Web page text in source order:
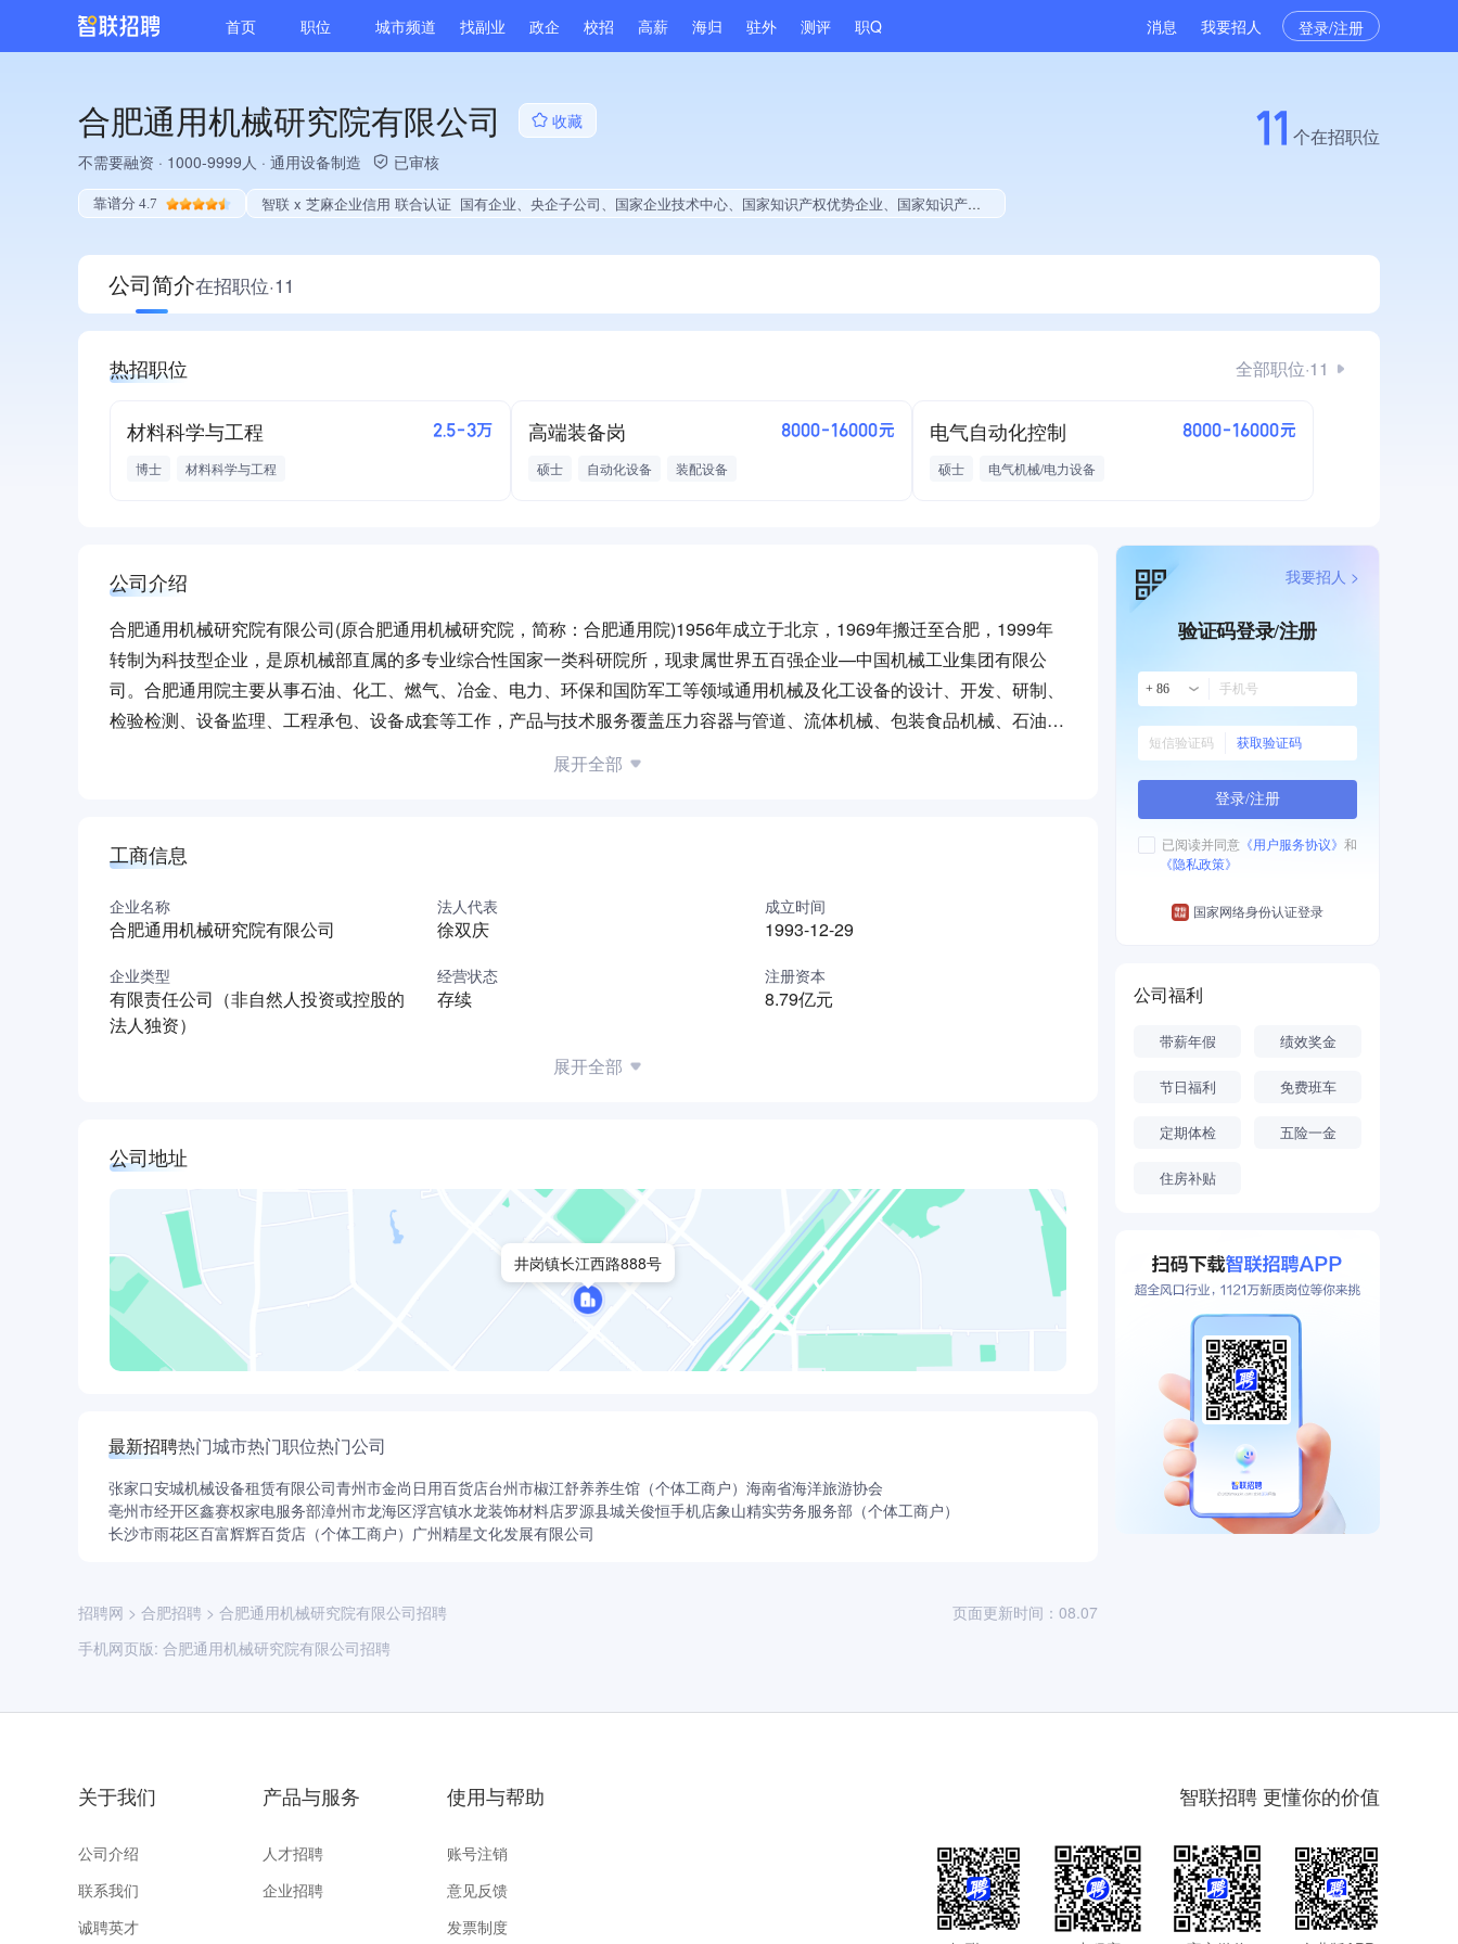
首页 职位 城市频道 找副业 政企 校招 高薪 海归 驻外 测评 职Q 消息 我要招人 登录/注册
合肥通用机械研究院有限公司
收藏
不需要融资 · 1000-9999人 · 通用设备制造 已审核
靠谱分 4.7 智联 x 芝麻企业信用 联合认证 国有企业、央企子公司、国家企业技术中心、国家知识产权优势企业、国家知识产权示范企业、省级技术创新示范企业、高新技术企业、省级企业技术中心、省级工程技术研究中心、央企供应商、政府供应商、上市企业供应商、战略性新兴领域创新能力、绝对控股12家公司、薪资水平全省同行前10%、A级纳税人、知名品牌供应商、多产业布局、拥有节能环保技术、拥有高价值专利、连续2年专利申请量增长、技术布局行业领先、拥有绿色低碳技术、经营年限全国同行前5%、集团成员、权威管理体系认证、大学生就业贡献、2025年公开项目中标、拥有绿色资质、拥有工艺创新能力、拥有美术作品、美术作品创作量位于同行前40%、拥有多项著作权、软件研发量位于同行前100
11 个在招职位
公司简介在招职位·11
热招职位 全部职位·11
材料科学与工程 2.5-3万
博士 材料科学与工程
高端装备岗 8000-16000元
硕士 自动化设备 装配设备
电气自动化控制 8000-16000元
硕士 电气机械/电力设备
公司介绍
合肥通用机械研究院有限公司(原合肥通用机械研究院，简称：合肥通用院)1956年成立于北京，1969年搬迁至合肥，1999年
转制为科技型企业，是原机械部直属的多专业综合性国家一类科研院所，现隶属世界五百强企业—中国机械工业集团有限公
司。合肥通用院主要从事石油、化工、燃气、冶金、电力、环保和国防军工等领域通用机械及化工设备的设计、开发、研制、
检验检测、设备监理、工程承包、设备成套等工作，产品与技术服务覆盖压力容器与管道、流体机械、包装食品机械、石油装
备等领域的12个专业。全院占地600亩，净资产超20亿元；截止2019年底，有职工1300余人，其中80%为工程技术人员，博
士51人、硕士291人，具有高级技术职称300余人，中国工程院院士1人，入选国家万人计划3人。合肥通用院是国家创新型企
技术国家重点实验室、国际联合研究中心，压力容器与管道安全安徽省技术创新中心、压缩机技术安徽省实验室等国家及省部
级研发平台的依托单位，设有压缩机制冷设备、泵阀和密封件产品等3个国家质量监督检验中心，是工信部认定的产业技术基
础公共服务平台(首批)、服务型制造示范平台(首批)、国家中小企业公共服务示范平台(第二批)，是科技部认定的科技服务业行
业试点(第二批)，是国家“极端环境重大承压设备设计制造与维护技术创新战略联盟”的理事长单位。设有安徽省、中国机械工
业联合会、中国石化等机构和单位批准建立的20余个省部级科研检测平台，是1个国际标委会(ISO/TC86/SC4)、10个全国标委
会、4个全国标委会分会以及中国机械工程学会压力容器分会、流体工程分会等10余个行业学会、协会的支持单位，拥有院士
工作站、博士后科研工作站(可独立招生)、国家创新人才培养示范基地、研究生联合培养点等人才培养平台。合肥通用院作为
转制院所，坚持“不断提升自主创新能力、立足在关键时刻解决国家和行业的关键技术难题”的使命，面向世界科技前沿、面向
经济的深度融合。建院60多年来，围绕“国家重大工程建设与国防军工重大技术装备国产化研制”、“在役设备安全可靠性与节能
技术研究”两大领域，解决了一大批重大装备国产化以及长周期运行技术难题，累计取得科技成果3000余项，获国家级科技奖
励47项(特等奖2项、一等奖3项)、省部级科技奖励400余项，2000年以来获国家级科技奖励8项(一等奖1项、二等奖7项)、省部
级科技奖励200余项，在我国通用机械及承压特种设备行业发展进程中发挥着不可替代的作用。
展开全部
工商信息
企业名称
合肥通用机械研究院有限公司
法人代表
徐双庆
成立时间
1993-12-29
企业类型
有限责任公司（非自然人投资或控股的
法人独资）
经营状态
存续
注册资本
8.79亿元
展开全部
公司地址
井岗镇长江西路888号
最新招聘热门城市热门职位热门公司
张家口安城机械设备租赁有限公司青州市金尚日用百货店台州市椒江舒养养生馆（个体工商户） 海南省海洋旅游协会
亳州市经开区鑫赛权家电服务部漳州市龙海区浮宫镇水龙装饰材料店罗源县城关俊恒手机店象山精实劳务服务部（个体工商户）
长沙市雨花区百富辉辉百货店（个体工商户） 广州精星文化发展有限公司
招聘网 > 合肥招聘 > 合肥通用机械研究院有限公司招聘
手机网页版: 合肥通用机械研究院有限公司招聘
页面更新时间：08.07
验证码登录/注册
+ 86
获取验证码
登录/注册
已阅读并同意 《用户服务协议》 和
《隐私政策》
国家网络身份认证登录
我要招人 >
公司福利
带薪年假 绩效奖金
节日福利 免费班车
定期体检 五险一金
住房补贴
关于我们
公司介绍
联系我们
诚聘英才
产品与服务
人才招聘
企业招聘
使用与帮助
账号注销
意见反馈
发票制度
智联招聘 更懂你的价值